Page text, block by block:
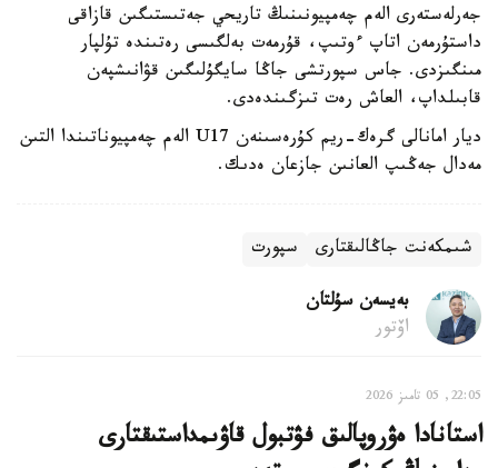
جەرلەستەرى الەم چەمپيونىنىڭ تاريحي جەتىستىگىن قازاقى
داستۇرمەن اتاپ ءوتىپ، قۇرمەت بەلگىسى رەتىندە تۇلپار
مىنگىزدى. جاس سپورتشى جاڭا سايگۇلىگىن قۋانىشپەن
قابىلداپ، العاش رەت تىزگىندەدى.
ديار امانالى گرەك-ريم كۇرەسىنەن U17 الەم چەمپيوناتىندا التىن
مەدال جەڭىپ العانىن جازعان ەدىك.
شىمكەنت جاڭالىقتارى سپورت
بەيسەن سۇلتان
اۆتور
22:05, 05 تامىز 2026
استانادا ەۋروپالىق فۋتبول قاۋىمداستىقتارى